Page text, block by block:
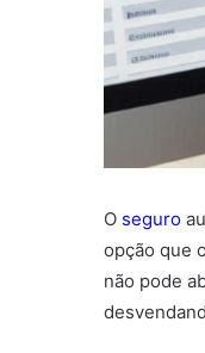
O seguro
opção que
não pode